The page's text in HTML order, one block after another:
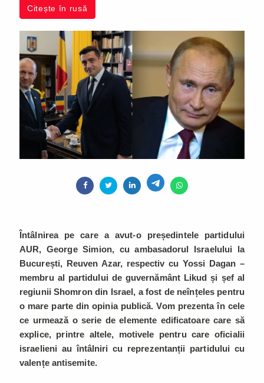
Citește în rusă
Întâlnirea pe care a avut-o președintele partidului
AUR, George Simion, cu ambasadorul Israelului la
București, Reuven Azar, respectiv cu Yossi Dagan –
membru al partidului de guvernământ Likud și șef al
regiunii Shomron din Israel, a fost de neînțeles pentru
o mare parte din opinia publică. Vom prezenta în cele
ce urmează o serie de elemente edificatoare care să
explice, printre altele, motivele pentru care oficialii
israelieni au întâlniri cu reprezentanții partidului cu
valențe antisemite.